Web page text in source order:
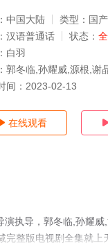
中国大陆 类型： 国产
汉语普通话 状态：
白羽
郭冬临,孙耀威,源根,谢
间： 2023-02-13
在线观看 
执导，郭冬临,孙耀
整版电视剧全集就